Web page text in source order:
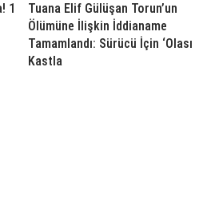
1
Tuana Elif Gülüşan Torun’un
Ölümüne İlişkin İddianame
Tamamlandı: Sürücü İçin ‘Olası
Kastla